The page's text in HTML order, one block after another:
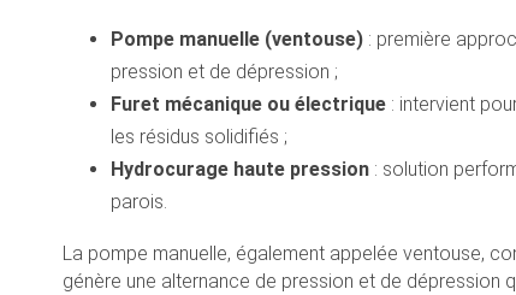
Pompe manuelle (ventouse) : première
pression et de dépression ;
Furet mécanique ou électrique : intervient
les résidus solidifiés ;
Hydrocurage haute pression : solution
parois.
La pompe manuelle, également appelée ventouse,
génère une alternance de pression et de dépression